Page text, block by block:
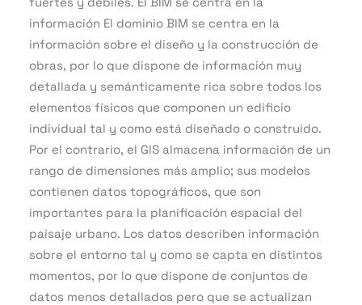
información El dominio BIM se centra en la
información sobre el diseño y la construcción de
obras, por lo que dispone de información muy
detallada y semánticamente rica sobre todos los
elementos físicos que componen un edificio
individual tal y como está diseñado o construido.
Por el contrario, el GIS almacena información de un
rango de dimensiones más amplio; sus modelos
contienen datos topográficos, que son
importantes para la planificación espacial del
paisaje urbano. Los datos describen información
sobre el entorno tal y como se capta en distintos
momentos, por lo que dispone de conjuntos de
datos menos detallados pero que se actualizan